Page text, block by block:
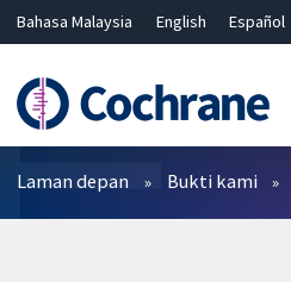
Bahasa Malaysia English
Español
Hrvatski
Deutsch ไทย
繁體中文
简体中文
Penapis
Laman depan Bukti kami